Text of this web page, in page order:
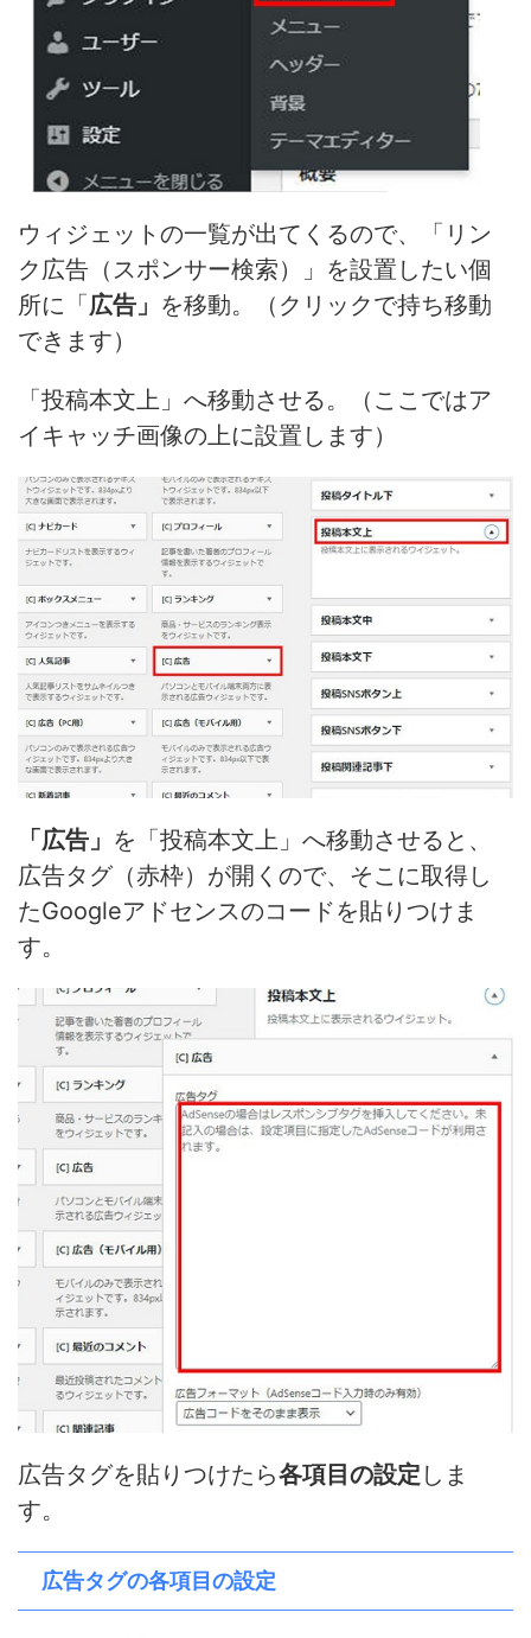
ウィジェットの一覧が出てくるので、「リン
ク広告（スポンサー検索）」を設置したい個
所に「 広告」 を移動。（クリックで持ち移動
できます）
「投稿本文上」へ移動させる。（ここではア
イキャッチ画像の上に設置します）
「広告」 を「投稿本文上」へ移動させると、
広告タグ（赤枠）が開くので、 そこに取得し
たGoogleアドセンスのコードを貼りつけま
す。
広告タグを貼りつけたら各項目の設定 しま
す。
広告タグの各項目の設定